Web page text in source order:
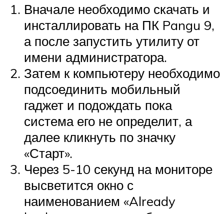
Вначале необходимо скачать и
инсталлировать на ПК Pangu 9,
а после запустить утилиту от
имени администратора.
Затем к компьютеру необходимо
подсоединить мобильный
гаджет и подождать пока
система его не определит, а
далее кликнуть по значку
«Старт».
Через 5-10 секунд на мониторе
высветится окно с
наименованием «Already